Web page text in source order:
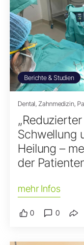
Berichte & Studien
Dental, Zahnmedizin,
Schwellung
Heilung –
der
mehr Infos
0 0